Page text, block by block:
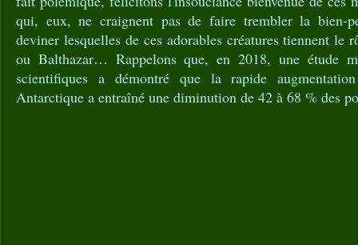
qui, eux, ne craignent pas de faire trembler la bien-
deviner lesquelles de ces adorables créatures tiennent le
ou Balthazar… Rappelons que, en 2018, une étude
scientifiques a démontré que la rapide
Antarctique a entraîné une diminution de 42 à 68 % des